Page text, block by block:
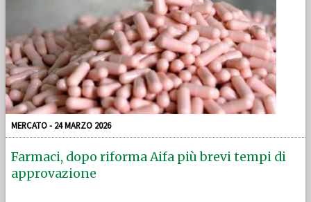
MERCATO - 24 MARZO 2026
Farmaci, dopo riforma Aifa più brevi tempi di
approvazione